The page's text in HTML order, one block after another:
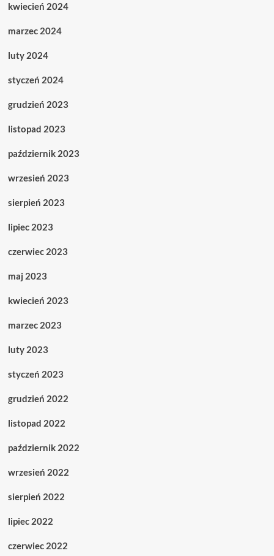
kwiecień 2024
marzec 2024
luty 2024
styczeń 2024
grudzień 2023
listopad 2023
październik 2023
wrzesień 2023
sierpień 2023
lipiec 2023
czerwiec 2023
maj 2023
kwiecień 2023
marzec 2023
luty 2023
styczeń 2023
grudzień 2022
listopad 2022
październik 2022
wrzesień 2022
sierpień 2022
lipiec 2022
czerwiec 2022